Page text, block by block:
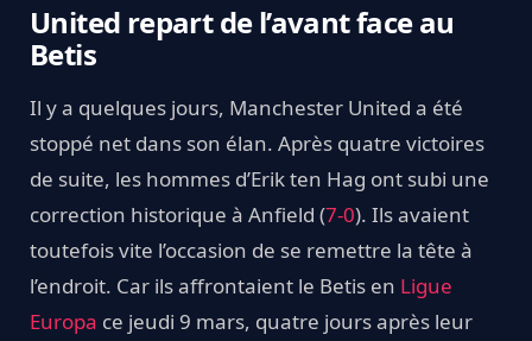
United repart de l’avant face au
Betis
Il y a quelques jours, Manchester United a été
stoppé net dans son élan. Après quatre victoires
de suite, les hommes d’Erik ten Hag ont subi une
correction historique à Anfield (7-0). Ils avaient
toutefois vite l’occasion de se remettre la tête à
l’endroit. Car ils affrontaient le Betis en Ligue
Europa ce jeudi 9 mars, quatre jours après leur